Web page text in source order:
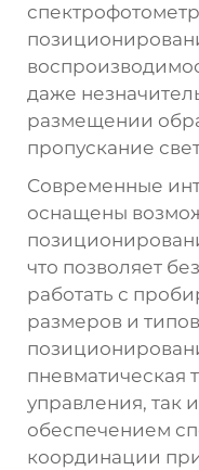
даже
размещении
пропускание
Современные
оснащены
что позволяет
работать с
размеров и
пневматическая
управления, так
обеспечением
координации